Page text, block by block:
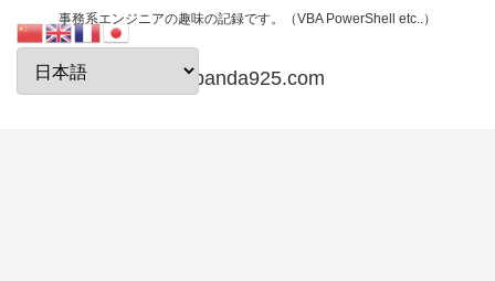
事務系エンジニアの趣味の記録です。（VBA PowerShell etc..）
papanda925.com